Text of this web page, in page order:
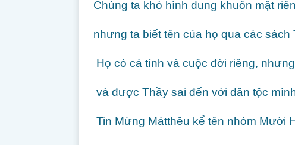
Chúng ta khó hình dung khuôn mặt
nhưng ta biết tên của họ qua các sách
Họ có cá tính và cuộc đời riêng,
và được Thầy sai đến với dân tộc
Tin Mừng Mátthêu kể tên nhóm Mười